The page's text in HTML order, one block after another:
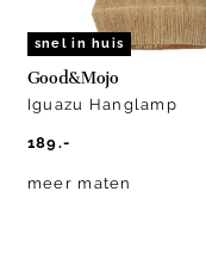
snel in huis
Good&Mojo
Iguazu Hanglamp
189.-
meer maten